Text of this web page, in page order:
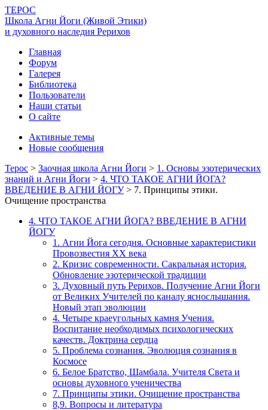
ТЕРОС
Школа Агни Йоги (Живой Этики)
и духовного наследия Рерихов
Главная
Форум
Галерея
Библиотека
Пользователи
Наши статьи
О сайте
Активные темы
Новые сообщения
Терос > Заочная школа Агни Йоги > 1. Основы эзотерических
знаний и Агни Йоги > 4. ЧТО ТАКОЕ АГНИ ЙОГА?
ВВЕДЕНИЕ В АГНИ ЙОГУ> 7. Принципы этики.
Очищение пространства
4. ЧТО ТАКОЕ АГНИ ЙОГА? ВВЕДЕНИЕ В АГНИ
ЙОГУ
1. Агни Йога сегодня. Основные характеристики
Провозвестия XX века
2. Кризис современности. Сакральная история.
Обновление эзотерической традиции
3. Духовный путь Рерихов. Получение Агни Йоги
от Великих Учителей по каналу яснослышания.
Новый этап эволюции
4. Четыре краеугольных камня Учения.
Воспитание необходимых психологических
качеств. Доктрина сердца
5. Проблема сознания. Эволюция сознания в
Космосе
6. Белое Братство, Шамбала. Учителя Света и
основы духовного ученичества
7. Принципы этики. Очищение пространства
8,9. Вопросы и литература